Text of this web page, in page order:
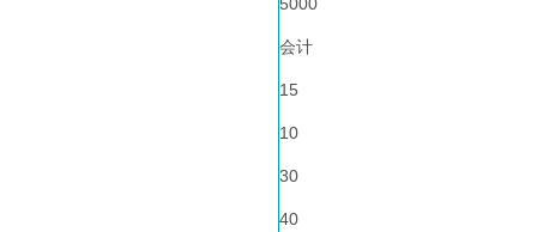
会计
15
10
30
40